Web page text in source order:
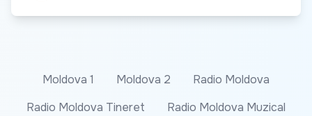
Moldova 1 Moldova 2
Radio Moldova
Radio Moldova Tineret
Radio Moldova Muzical